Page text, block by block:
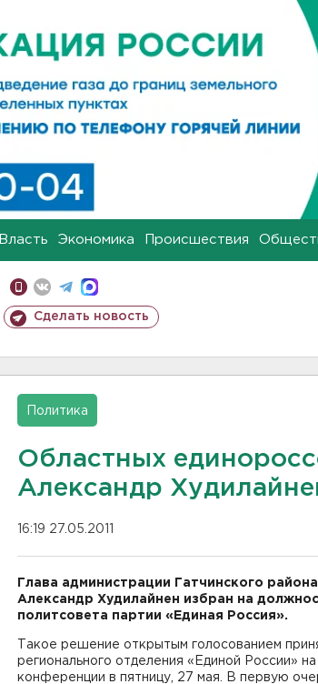
Власть Экономика Происшествия
Сделать новость
Политика
Областных
Александр
16:19 27.05.2011
Глава администрации Гатчинского
Александр Худилайнен избран на
политсовета партии «Единая Россия».
Такое решение открытым голосованием
регионального отделения «Единой России»
конференции в пятницу, 27 мая. В первую